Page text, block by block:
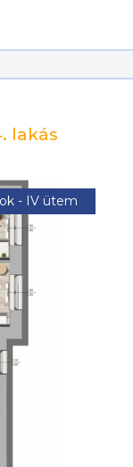
lakás
- IV ütem